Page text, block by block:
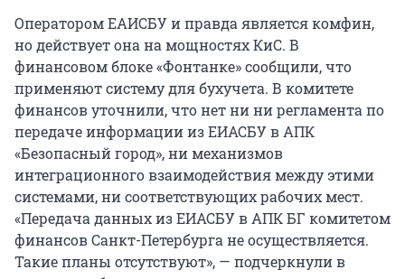
Оператором ЕАИСБУ и правда является комфин,
но действует она на мощностях КиС. В
финансовом блоке «Фонтанке» сообщили, что
применяют систему для бухучета. В комитете
финансов уточнили, что нет ни ни регламента по
передаче информации из ЕИАСБУ в АПК
«Безопасный город», ни механизмов
интеграционного взаимодействия между этими
системами, ни соответствующих рабочих мест.
«Передача данных из ЕИАСБУ в АПК БГ комитетом
финансов Санкт-Петербурга не осуществляется.
Такие планы отсутствуют», — подчеркнули в